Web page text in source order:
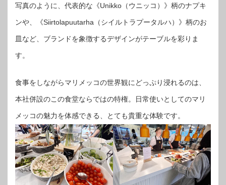
写真のように、代表的な《Unikko（ウニッコ）》柄のナプキ
ンや、《Siirtolapuutarha（シイルトラプータルハ）》柄のお
皿など、ブランドを象徴するデザインがテーブルを彩りま
す。
食事をしながらマリメッコの世界観にどっぷり浸れるのは、
本社併設のこの食堂ならではの特権。日常使いとしてのマリ
メッコの魅力を体感できる、とても貴重な体験です。